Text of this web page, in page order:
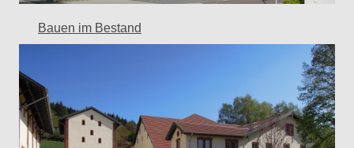
Bauen im Bestand